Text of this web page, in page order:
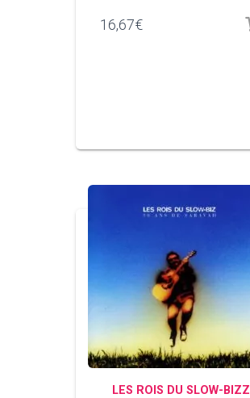
16,67€
LES ROIS DU SLOW-BIZZ